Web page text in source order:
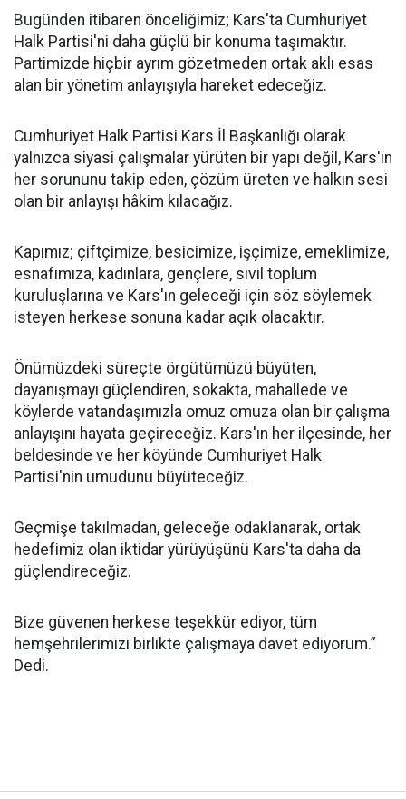
Bugünden itibaren önceliğimiz; Kars'ta Cumhuriyet
Halk Partisi'ni daha güçlü bir konuma taşımaktır.
Partimizde hiçbir ayrım gözetmeden ortak aklı esas
alan bir yönetim anlayışıyla hareket edeceğiz.
Cumhuriyet Halk Partisi Kars İl Başkanlığı olarak
yalnızca siyasi çalışmalar yürüten bir yapı değil, Kars'ın
her sorununu takip eden, çözüm üreten ve halkın sesi
olan bir anlayışı hâkim kılacağız.
Kapımız; çiftçimize, besicimize, işçimize, emeklimize,
esnafımıza, kadınlara, gençlere, sivil toplum
kuruluşlarına ve Kars'ın geleceği için söz söylemek
isteyen herkese sonuna kadar açık olacaktır.
Önümüzdeki süreçte örgütümüzü büyüten,
dayanışmayı güçlendiren, sokakta, mahallede ve
köylerde vatandaşımızla omuz omuza olan bir çalışma
anlayışını hayata geçireceğiz. Kars'ın her ilçesinde, her
beldesinde ve her köyünde Cumhuriyet Halk
Partisi'nin umudunu büyüteceğiz.
Geçmişe takılmadan, geleceğe odaklanarak, ortak
hedefimiz olan iktidar yürüyüşünü Kars'ta daha da
güçlendireceğiz.
Bize güvenen herkese teşekkür ediyor, tüm
hemşehrilerimizi birlikte çalışmaya davet ediyorum.”
Dedi.